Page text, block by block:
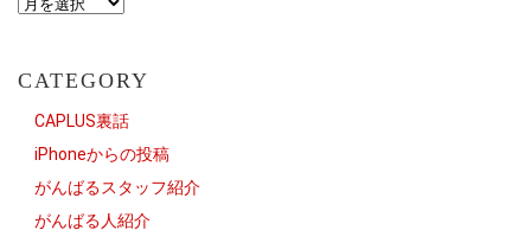
CATEGORY
CAPLUS裏話
iPhoneからの投稿
がんばるスタッフ紹介
がんばる人紹介